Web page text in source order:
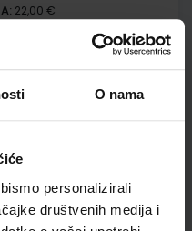
O nama
personalizirali
društvenih medija i
22,00 €
ministarstva:6494-DOM
13,00 €